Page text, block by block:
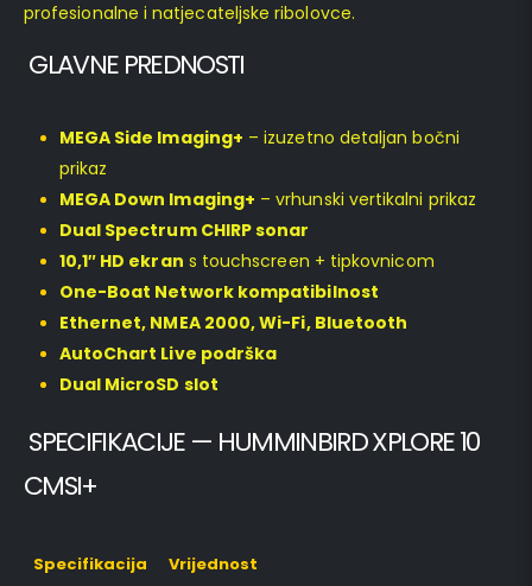
profesionalne i natjecateljske ribolovce.
GLAVNE PREDNOSTI
MEGA Side Imaging+ – izuzetno detaljan bočni
prikaz
MEGA Down Imaging+ – vrhunski vertikalni prikaz
Dual Spectrum CHIRP sonar
10,1″ HD ekran s touchscreen + tipkovnicom
One-Boat Network kompatibilnost
Ethernet, NMEA 2000, Wi-Fi, Bluetooth
AutoChart Live podrška
Dual MicroSD slot
SPECIFIKACIJE — HUMMINBIRD XPLORE 10
CMSI+
Specifikacija Vrijednost